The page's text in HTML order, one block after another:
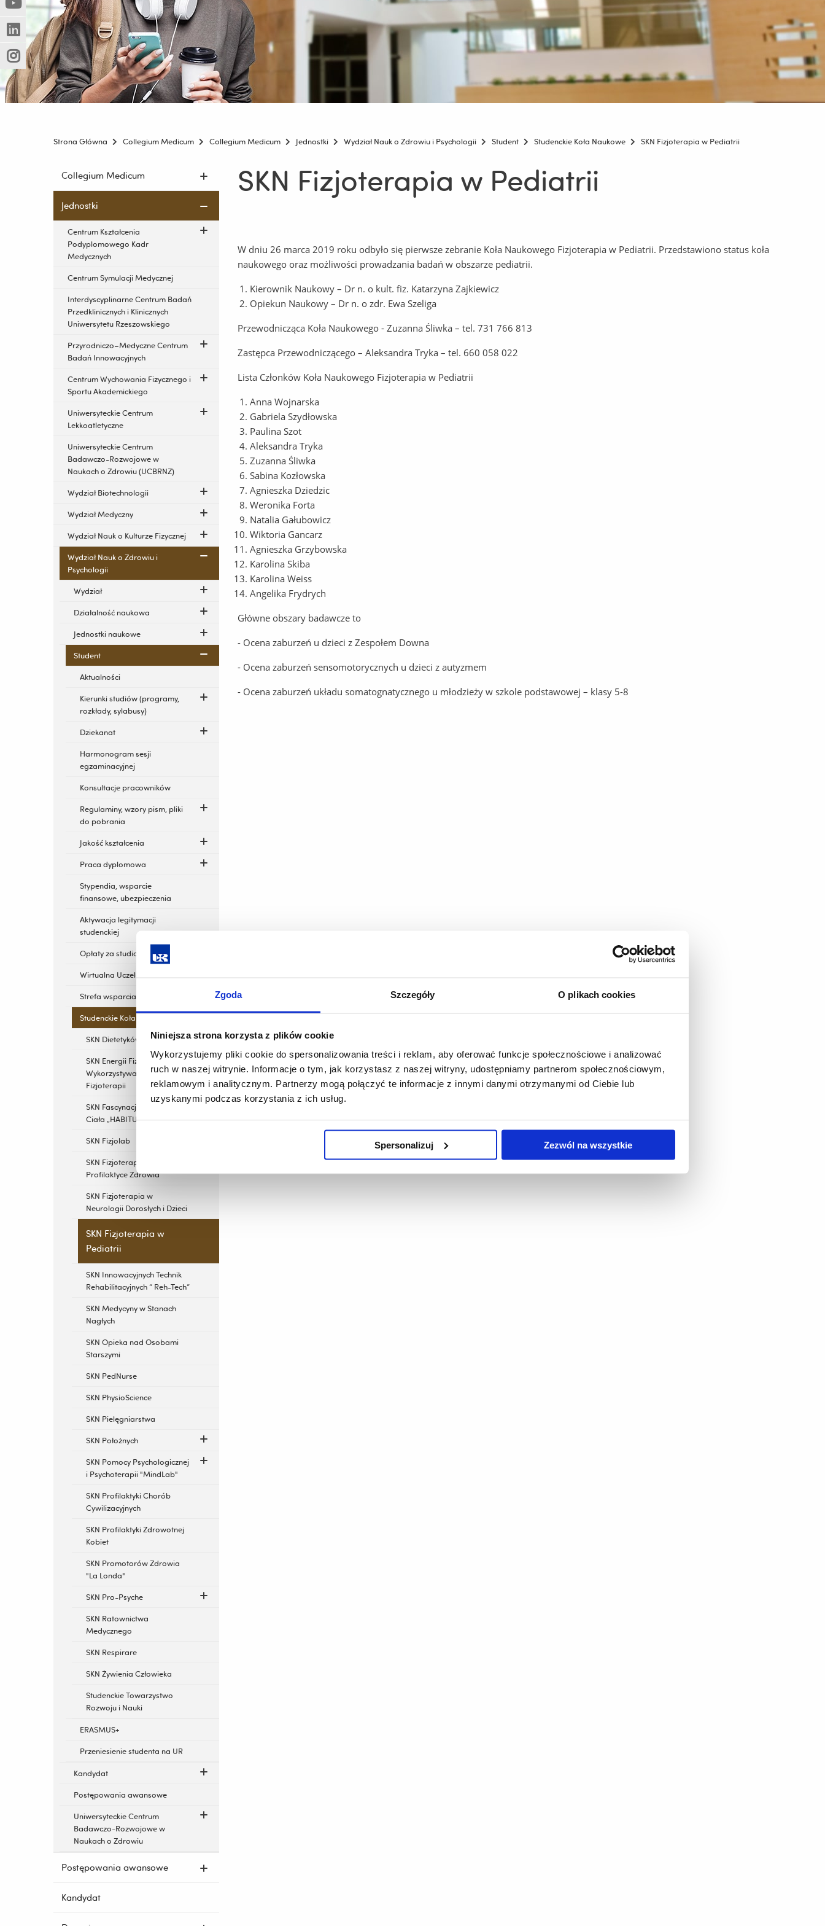
Zgoda Szczegóły O plikach cookies
Niniejsza strona korzysta z plików cookie
Wykorzystujemy pliki cookie do spersonalizowania treści i reklam, aby oferować funkcje społecznościowe i analizować
ruch w naszej witrynie. Informacje o tym, jak korzystasz z naszej witryny, udostępniamy partnerom społecznościowym,
reklamowym i analitycznym. Partnerzy mogą połączyć te informacje z innymi danymi otrzymanymi od Ciebie lub
uzyskanymi podczas korzystania z ich usług.
Spersonalizuj Zezwól na wszystkie
innej
strony)
(Nowe
okno)
(Link
do
innej
strony)
(Nowe
okno)
(Link
do
innej
strony)
(Nowe
okno)
(Link
do
innej
strony)
Strona Główna Collegium Medicum Collegium Medicum Jednostki Wydział Nauk o Zdrowiu i Psychologii Student Studenckie Koła Naukowe SKN Fizjoterapia w Pediatrii
Pomiń
i
przejdź
do
treści
Collegium Medicum
Jednostki
Centrum Kształcenia
Podyplomowego Kadr
Medycznych
Centrum Symulacji Medycznej
Interdyscyplinarne Centrum Badań
Przedklinicznych i Klinicznych
Uniwersytetu Rzeszowskiego
Przyrodniczo–Medyczne Centrum
Badań Innowacyjnych
Centrum Wychowania Fizycznego i
Sportu Akademickiego
Uniwersyteckie Centrum
Lekkoatletyczne
Uniwersyteckie Centrum
Badawczo-Rozwojowe w
Naukach o Zdrowiu (UCBRNZ)
Wydział Biotechnologii
Wydział Medyczny
Wydział Nauk o Kulturze Fizycznej
Wydział Nauk o Zdrowiu i
Psychologii
Wydział
Działalność naukowa
Jednostki naukowe
Student
Aktualności
Kierunki studiów (programy,
rozkłady, sylabusy)
Dziekanat
Harmonogram sesji
egzaminacyjnej
Konsultacje pracowników
Regulaminy, wzory pism, pliki
do pobrania
Jakość kształcenia
Praca dyplomowa
Stypendia, wsparcie
finansowe, ubezpieczenia
Aktywacja legitymacji
studenckiej
Opłaty za studia
Wirtualna Uczelnia
Strefa wsparcia
Studenckie Koła Naukowe
SKN Dietetyków UR
SKN Energii Fizycznych
Wykorzystywanych w
Fizjoterapii
SKN Fascynacje Postawą
Ciała „HABITUS”
SKN Fizjolab
SKN Fizjoterapii w Geriatrii i
Profilaktyce Zdrowia
SKN Fizjoterapia w
Neurologii Dorosłych i Dzieci
SKN Fizjoterapia w
Pediatrii
SKN Innowacyjnych Technik
Rehabilitacyjnych “ Reh-Tech”
SKN Medycyny w Stanach
Nagłych
SKN Opieka nad Osobami
Starszymi
SKN PedNurse
SKN PhysioScience
SKN Pielęgniarstwa
SKN Położnych
SKN Pomocy Psychologicznej
i Psychoterapii "MindLab"
SKN Profilaktyki Chorób
Cywilizacyjnych
SKN Profilaktyki Zdrowotnej
Kobiet
SKN Promotorów Zdrowia
"La Londa"
SKN Pro-Psyche
SKN Ratownictwa
Medycznego
SKN Respirare
SKN Żywienia Człowieka
Studenckie Towarzystwo
Rozwoju i Nauki
ERASMUS+
Przeniesienie studenta na UR
Kandydat
Postępowania awansowe
Uniwersyteckie Centrum
Badawczo-Rozwojowe w
Naukach o Zdrowiu
Postępowania awansowe
Kandydat
SKN Fizjoterapia w Pediatrii
W dniu 26 marca 2019 roku odbyło się pierwsze zebranie Koła Naukowego Fizjoterapia w Pediatrii. Przedstawiono status koła
naukowego oraz możliwości prowadzania badań w obszarze pediatrii.
Kierownik Naukowy – Dr n. o kult. fiz. Katarzyna Zajkiewicz
Opiekun Naukowy – Dr n. o zdr. Ewa Szeliga
Przewodnicząca Koła Naukowego - Zuzanna Śliwka – tel. 731 766 813
Zastępca Przewodniczącego – Aleksandra Tryka – tel. 660 058 022
Lista Członków Koła Naukowego Fizjoterapia w Pediatrii
Anna Wojnarska
Gabriela Szydłowska
Paulina Szot
Aleksandra Tryka
Zuzanna Śliwka
Sabina Kozłowska
Agnieszka Dziedzic
Weronika Forta
Natalia Gałubowicz
Wiktoria Gancarz
Agnieszka Grzybowska
Karolina Skiba
Karolina Weiss
Angelika Frydrych
Główne obszary badawcze to
- Ocena zaburzeń u dzieci z Zespołem Downa
- Ocena zaburzeń sensomotorycznych u dzieci z autyzmem
- Ocena zaburzeń układu somatognatycznego u młodzieży w szkole podstawowej – klasy 5-8